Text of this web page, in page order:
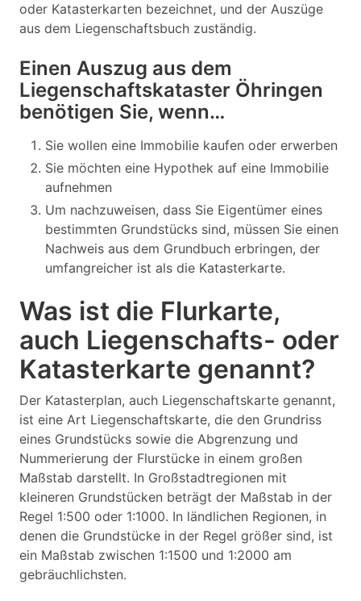
oder Katasterkarten bezeichnet, und der Auszüge
aus dem Liegenschaftsbuch zuständig.
Einen Auszug aus dem
Liegenschaftskataster Öhringen
benötigen Sie, wenn…
Sie wollen eine Immobilie kaufen oder erwerben
Sie möchten eine Hypothek auf eine Immobilie
aufnehmen
Um nachzuweisen, dass Sie Eigentümer eines
bestimmten Grundstücks sind, müssen Sie einen
Nachweis aus dem Grundbuch erbringen, der
umfangreicher ist als die Katasterkarte.
Was ist die Flurkarte,
auch Liegenschafts- oder
Katasterkarte genannt?
Der Katasterplan, auch Liegenschaftskarte genannt,
ist eine Art Liegenschaftskarte, die den Grundriss
eines Grundstücks sowie die Abgrenzung und
Nummerierung der Flurstücke in einem großen
Maßstab darstellt. In Großstadtregionen mit
kleineren Grundstücken beträgt der Maßstab in der
Regel 1:500 oder 1:1000. In ländlichen Regionen, in
denen die Grundstücke in der Regel größer sind, ist
ein Maßstab zwischen 1:1500 und 1:2000 am
gebräuchlichsten.